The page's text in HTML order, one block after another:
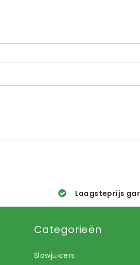
Laagsteprijs
Categorieën
Slowjuicers